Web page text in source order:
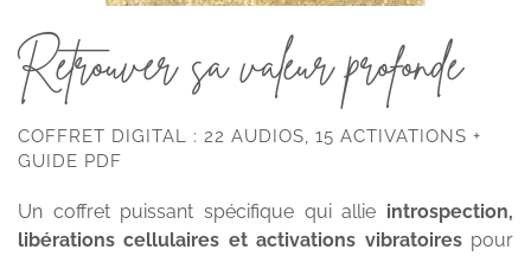
Retrouver sa valeur profonde
COFFRET DIGITAL : 22 AUDIOS, 15 ACTIVATIONS +
GUIDE PDF
Un coffret puissant spécifique qui allie introspection,
libérations cellulaires et activations vibratoires pour